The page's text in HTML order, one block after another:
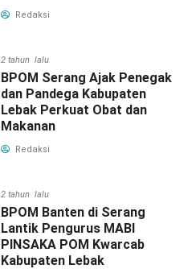
Redaksi
2 tahun lalu
BPOM Serang Ajak Penegak
dan Pandega Kabupaten
Lebak Perkuat Obat dan
Makanan
Redaksi
2 tahun lalu
BPOM Banten di Serang
Lantik Pengurus MABI
PINSAKA POM Kwarcab
Kabupaten Lebak